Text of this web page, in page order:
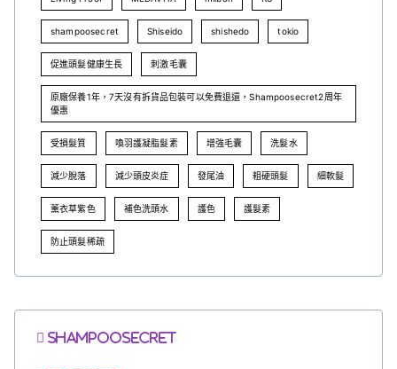
shampoosecret Shiseido shishedo tokio
促進頭髮健康生長 刺激毛囊
原廠保養1年，7天沒有拆貨品包裝可以免費退還，Shampoosecret2周年
優惠
受損髮質 喚羽護凝脂髮素 增強毛囊 洗髮水
減少脫落 減少頭皮炎症 發尾油 粗硬頭髮 細軟髮
薰衣草紫色 補色洗頭水 護色 護髮素
防止頭髮稀疏
Shampoosecret